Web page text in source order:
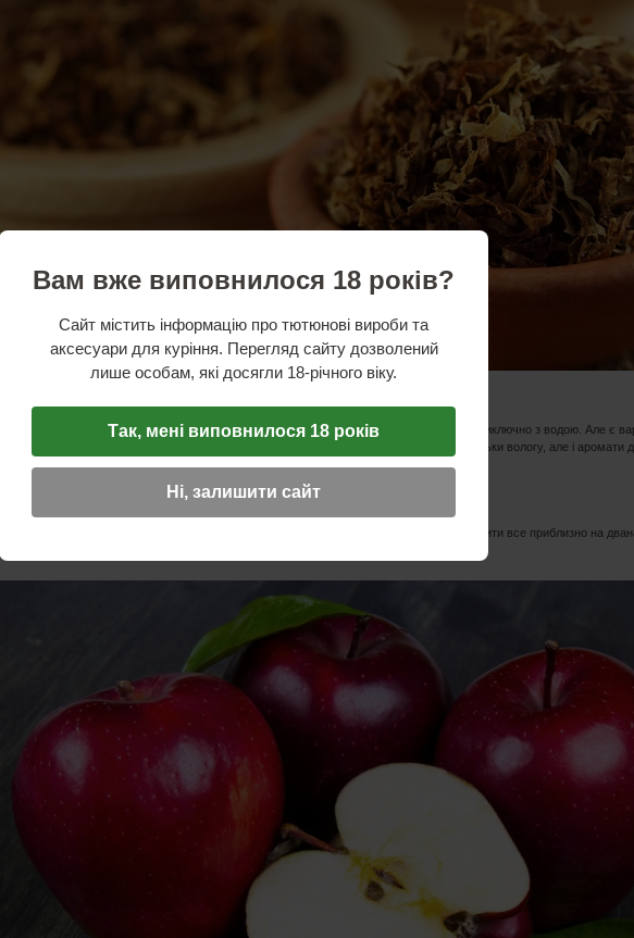
тютюну за допомогою продуктів харчування
повній мірі зберегти смак і аромат тютюну, тоді вам підходять способи зволоження виключно з водою. Але є
фрукти і овочі. При цьому ви отримаєте і природну ароматизацію-тютюн вбере не тільки вологу, але і аромати
різноманітним і смачним.
зволожити тютюн за допомогою:
кірок або яблука. Для цього потрібно в тару з тютюну покласти ці продукти і залишити все приблизно на
віддавши всю свою вологу тютюновим листям;
Вам вже виповнилося 18 років?
Сайт містить інформацію про тютюнові вироби та
аксесуари для куріння. Перегляд сайту дозволений
лише особам, які досягли 18-річного віку.
Так, мені виповнилося 18 років
Ні, залишити сайт